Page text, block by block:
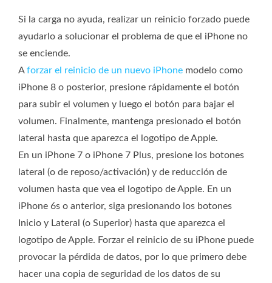
Si la carga no ayuda, realizar un reinicio forzado puede
ayudarlo a solucionar el problema de que el iPhone no
se enciende.
Aforzar el reinicio de un nuevo iPhone modelo como
iPhone 8 o posterior, presione rápidamente el botón
para subir el volumen y luego el botón para bajar el
volumen. Finalmente, mantenga presionado el botón
lateral hasta que aparezca el logotipo de Apple.
En un iPhone 7 o iPhone 7 Plus, presione los botones
lateral (o de reposo/activación) y de reducción de
volumen hasta que vea el logotipo de Apple. En un
iPhone 6s o anterior, siga presionando los botones
Inicio y Lateral (o Superior) hasta que aparezca el
logotipo de Apple. Forzar el reinicio de su iPhone puede
provocar la pérdida de datos, por lo que primero debe
hacer una copia de seguridad de los datos de su